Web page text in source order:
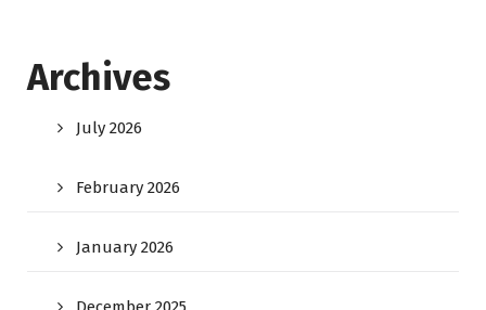
Archives
July 2026
February 2026
January 2026